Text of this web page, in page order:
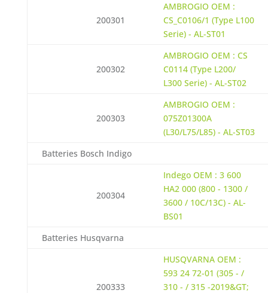
200301
AMBROGIO OEM :
CS_C0106/1 (Type L100
Serie) - AL-ST01
200302
AMBROGIO OEM : CS
C0114 (Type L200/
L300 Serie) - AL-ST02
200303
AMBROGIO OEM :
075Z01300A
(L30/L75/L85) - AL-ST03
Batteries Bosch Indigo
200304
Indego OEM : 3 600
HA2 000 (800 - 1300 /
3600 / 10C/13C) - AL-
BS01
Batteries Husqvarna
200333
HUSQVARNA OEM :
593 24 72-01 (305 - /
310 - / 315 -2019&GT;